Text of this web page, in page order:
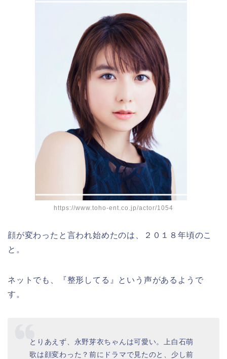
https://www.toho-ent.co.jp/actor/1054
顔が変わったと言われ始めたのは、２０１８年頃のこ
と。
ネットでも、『整形してる』という声があるようで
す。
とりあえず、永野芽衣ちゃんは可愛い。上白石萌
歌は顔変わった？前にドラマで見たのと、少し前